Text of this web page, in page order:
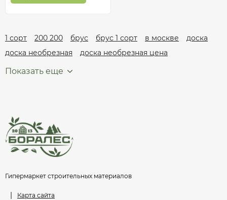
1 сорт 200 200 брус брус 1 сорт в москве
доска
доска необрезная
доска необрезная цена
Показать еще
Гипермаркет строительных материалов
| Карта сайта